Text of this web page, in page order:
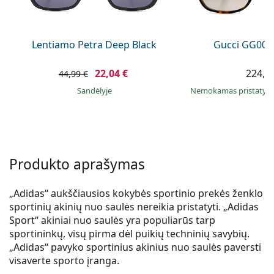
Persol
Lentiamo Petra Deep Black
44,99 € 22,04 €
Sandėlyje
Gucci
Nemokamas
Produkto aprašymas
„Adidas“ aukščiausios kokybės sportinio prekės ženklo
sportinių akinių nuo saulės nereikia pristatyti. „Adidas
Sport“ akiniai nuo saulės yra populiarūs tarp
sportininkų, visų pirma dėl puikių techninių savybių.
„Adidas“ pavyko sportinius akinius nuo saulės paversti
visaverte sporto įranga.